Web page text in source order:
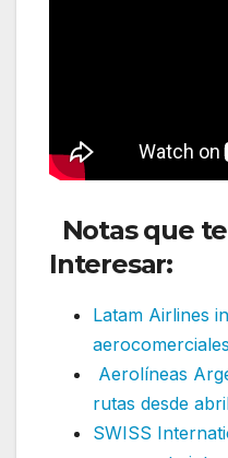
Notas que
Interesar:
Latam Airlines
Aerolíneas
rutas desde
SWISS